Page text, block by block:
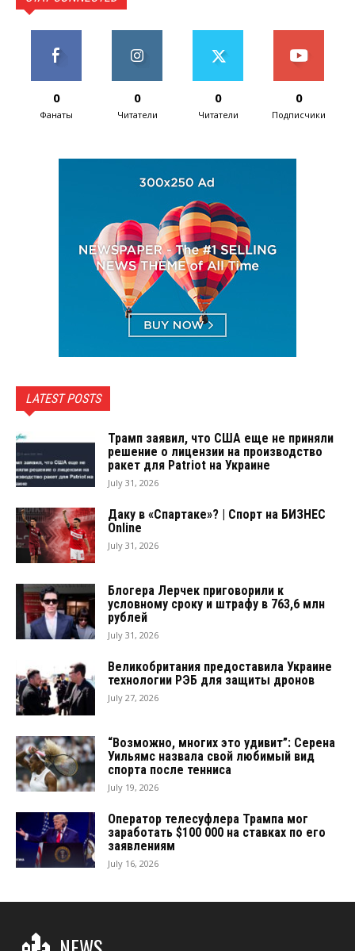
0
Фанаты
0
Читатели
0
Читатели
0
Подписчики
LATEST POSTS
Трамп заявил, что США еще не приняли
решение о лицензии на производство
ракет для Patriot на Украине
July 31, 2026
Даку в «Спартаке»? | Спорт на БИЗНЕС
Online
July 31, 2026
Блогера Лерчек приговорили к
условному сроку и штрафу в 763,6 млн
рублей
July 31, 2026
Великобритания предоставила Украине
технологии РЭБ для защиты дронов
July 27, 2026
“Возможно, многих это удивит”: Серена
Уильямс назвала свой любимый вид
спорта после тенниса
July 19, 2026
Оператор телесуфлера Трампа мог
заработать $100 000 на ставках по его
заявлениям
July 16, 2026